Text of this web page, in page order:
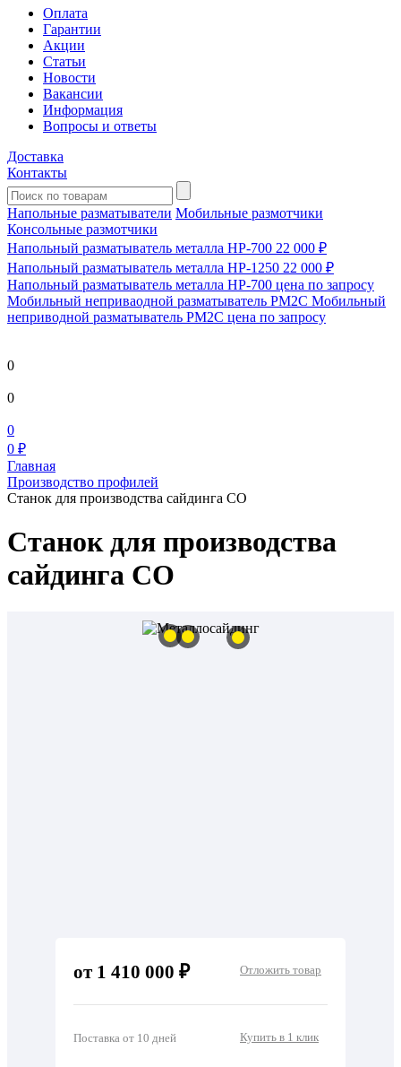
Оплата
Гарантии
Акции
Статьи
Новости
Вакансии
Информация
Вопросы и ответы
Доставка
Контакты
Напольные разматыватели Мобильные размотчики
Консольные размотчики
Напольный разматыватель металла HP-700 22 000 ₽
Напольный разматыватель металла HP-1250 22 000 ₽
Напольный разматыватель металла HP-700 цена по запросу
Мобильный непривaодной разматыватель РМ2С Мобильный
неприводной разматыватель РМ2С цена по запросу
0
0
0
0 ₽
Главная
Производство профилей
Станок для производства сайдинга СО
Станок для производства
сайдинга СО
от 1 410 000 ₽ Отложить товар
Поставка от 10 дней Купить в 1 клик